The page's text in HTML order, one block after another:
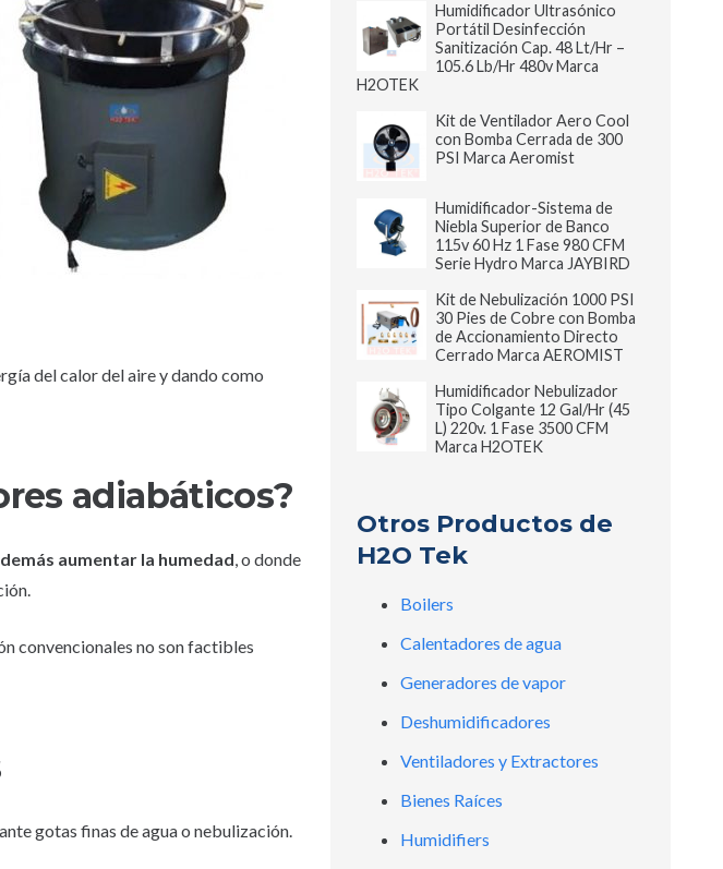
del calor del aire y dando como
adiabáticos?
aumentar la humedad, o donde
convencionales no son factibles
gotas finas de agua o nebulización.
Humidificador Ultrasónico
Portátil Desinfección
Sanitización Cap. 48 Lt/Hr –
105.6 Lb/Hr 480v Marca
H2OTEK
Kit de Ventilador Aero Cool
con Bomba Cerrada de 300
PSI Marca Aeromist
Humidificador-Sistema de
Niebla Superior de Banco
115v 60 Hz 1 Fase 980 CFM
Serie Hydro Marca JAYBIRD
Kit de Nebulización 1000 PSI
30 Pies de Cobre con Bomba
de Accionamiento Directo
Cerrado Marca AEROMIST
Humidificador Nebulizador
Tipo Colgante 12 Gal/Hr (45
L) 220v. 1 Fase 3500 CFM
Marca H2OTEK
Otros Productos de
H2O Tek
Boilers
Calentadores de agua
Generadores de vapor
Deshumidificadores
Ventiladores y Extractores
Bienes Raíces
Humidifiers